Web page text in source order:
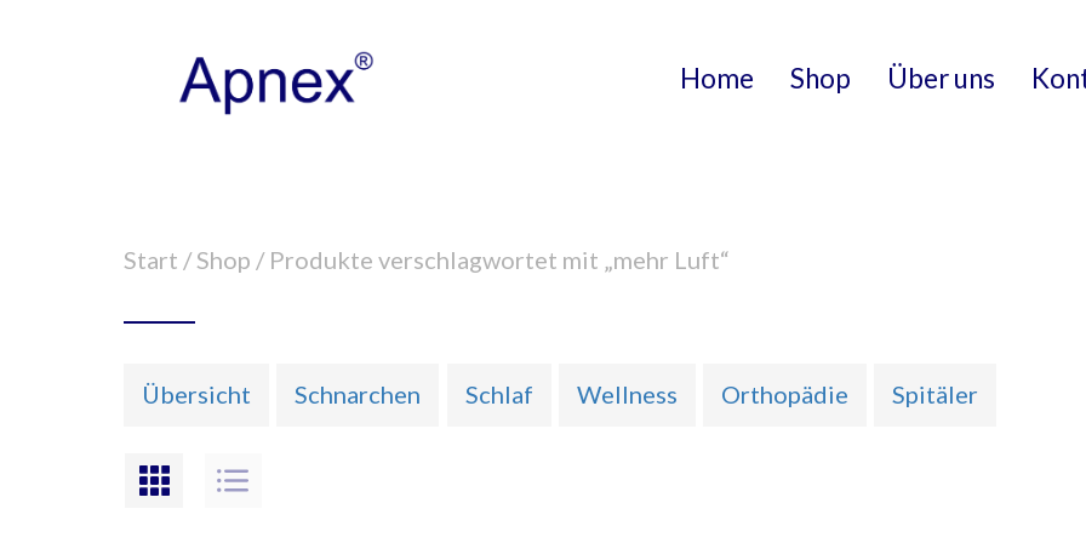
Home Shop Über uns
Start /Shop / Produkte verschlagwortet mit „mehr Luft“
Übersicht Schnarchen Schlaf Wellness Orthopädie Spitäler